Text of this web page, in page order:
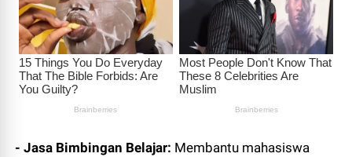
- Jasa Bimbingan Belajar: Membantu mahasiswa